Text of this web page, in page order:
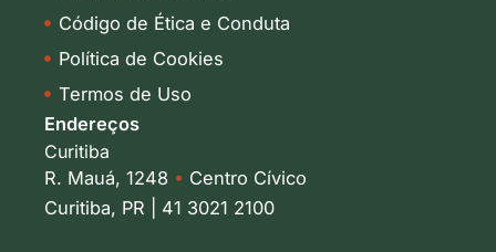
Código de Ética e Conduta
Política de Cookies
Termos de Uso
Endereços
Curitiba
R. Mauá, 1248 • Centro Cívico
Curitiba, PR | 41 3021 2100